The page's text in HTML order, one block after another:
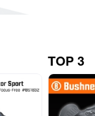
TOP 3